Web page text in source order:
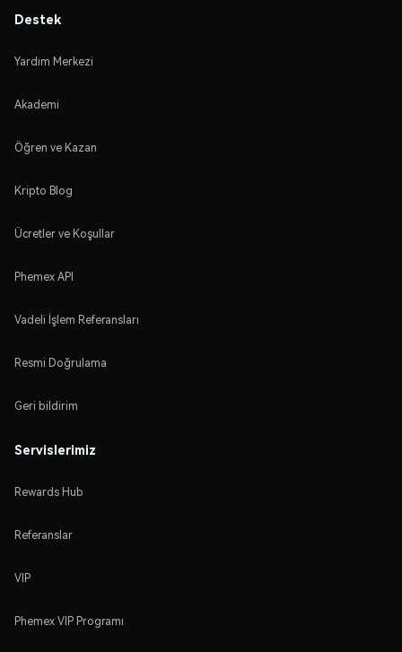
Destek
Yardım Merkezi
Akademi
Öğren ve Kazan
Kripto Blog
Ücretler ve Koşullar
Phemex API
Vadeli İşlem Referansları
Resmi Doğrulama
Geri bildirim
Servislerimiz
Rewards Hub
Referanslar
VIP
Phemex VIP Programı